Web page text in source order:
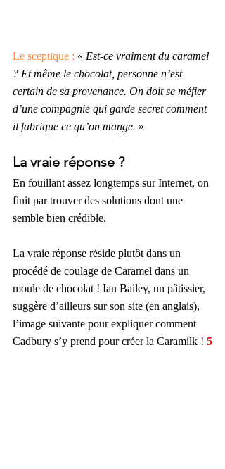
Le sceptique : « Est-ce vraiment du caramel
? Et même le chocolat, personne n’est
certain de sa provenance. On doit se méfier
d’une compagnie qui garde secret comment
il fabrique ce qu’on mange. »
La vraie réponse ?
En fouillant assez longtemps sur Internet, on
finit par trouver des solutions dont une
semble bien crédible.
La vraie réponse réside plutôt dans un
procédé de coulage de Caramel dans un
moule de chocolat ! Ian Bailey, un pâtissier,
suggère d’ailleurs sur son site (en anglais),
l’image suivante pour expliquer comment
Cadbury s’y prend pour créer la Caramilk ! 5